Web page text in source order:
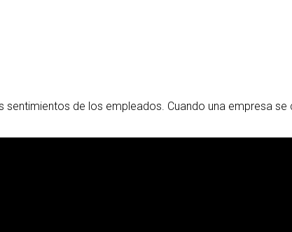
sentimientos de los empleados. Cuando una empresa